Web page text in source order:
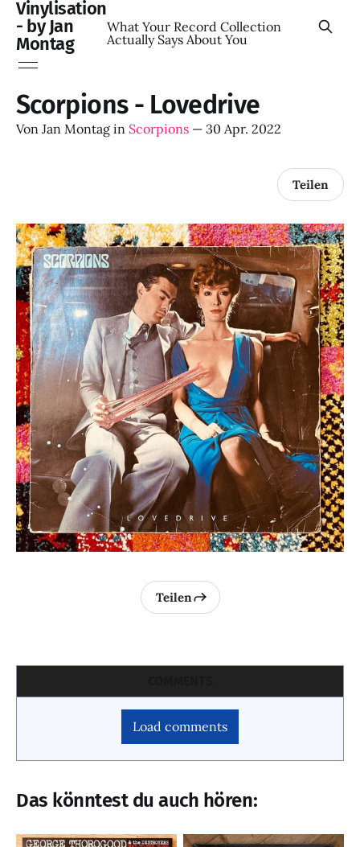
Vinylisation
- by Jan
Montag
What Your Record Collection
Actually Says About You
Scorpions - Lovedrive
Von Jan Montag in Scorpions — 30 Apr. 2022
Teilen
Teilen
Load comments
Das könntest du auch hören: